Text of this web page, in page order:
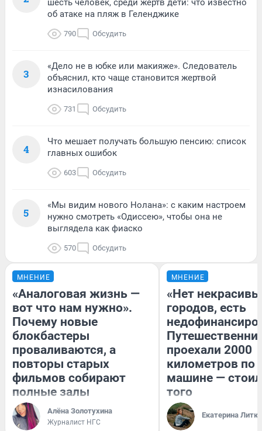
шесть человек, среди жертв дети: что известно
об атаке на пляж в Геленджике
790 Обсудить
3
«Дело не в юбке или макияже». Следователь
объяснил, кто чаще становится жертвой
изнасилования
731 Обсудить
4
Что мешает получать большую пенсию: список
главных ошибок
603 Обсудить
5
«Мы видим нового Нолана»: с каким настроем
нужно смотреть «Одиссею», чтобы она не
выглядела как фиаско
570 Обсудить
МНЕНИЕ
«Аналоговая жизнь —
вот что нам нужно».
Почему новые
блокбастеры
проваливаются, а
повторы старых
фильмов собирают
полные залы
Алёна Золотухина
Журналист НГС
МНЕНИЕ
«Нет
городов, есть
проехали 2000
километров по
машине —
того
Екатерина